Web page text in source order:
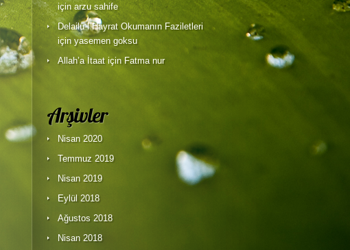
içinarzu sahife
Delailü-l Hayrat Okumanın Faziletleri
için yasemen goksu
Allah’a İtaatiçin Fatma nur
Arşivler
Nisan 2020
Temmuz 2019
Nisan 2019
Eylül 2018
Ağustos 2018
Nisan 2018